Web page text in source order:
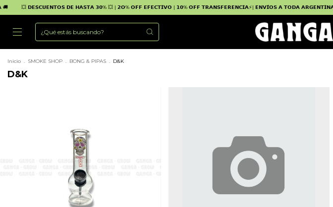
💥 𝗗𝗘𝗦𝗖𝗨𝗘𝗡𝗧𝗢𝗦 𝗗𝗘 𝗛𝗔𝗦𝗧𝗔 𝟯𝟬% 💥 | 𝟮𝗢% 𝗢𝗙𝗙 𝗘𝗙𝗘𝗖𝗧𝗜𝗩𝗢 | 𝟭𝟬% 𝗢𝗙𝗙 𝗧𝗥𝗔𝗡𝗦𝗙𝗘𝗥𝗘𝗡𝗖𝗜𝗔⚡| 𝗘𝗡𝗩𝗜́𝗢𝗦 𝗔 𝗧𝗢𝗗𝗔 𝗔𝗥𝗚𝗘𝗡𝗧𝗜𝗡𝗔 🚚
Inicio . SMOKE SHOP . BONG & PIPAS . D&K
D&K